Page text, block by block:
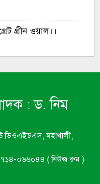
গ্রীন ওয়াল।।
উৎপাদন বন্ধ হয়ে
কালচার ফাউন্ডেশন
মৌচাষীদের সাথে
:ড. নিম
ডিওএইচএস, মহাখালী,
০৬৬০৪৪ ( নিউজ রুম )